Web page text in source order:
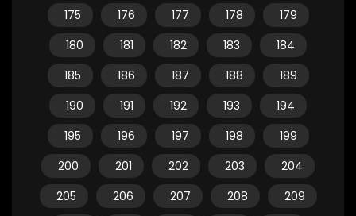
175
176 177 178
179
180
181 182 183
184
185
186 187 188
189
190
191 192 193
194
195
196 197 198
199
200
201 202 203
204
205
206 207 208
209